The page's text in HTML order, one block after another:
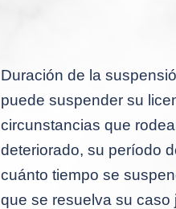
Duración de la
puede suspender su
circunstancias que
deteriorado, su período
cuánto tiempo se
que se resuelva su caso